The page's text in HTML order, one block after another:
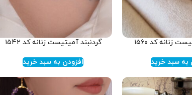
زنانه کد ۱۵۶۰
به سبد خرید
گردنبند آمیتیست زنانه کد ۱۵۴۲
افزودن به سبد خرید